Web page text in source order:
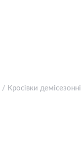
/ Кросівки демісезонні